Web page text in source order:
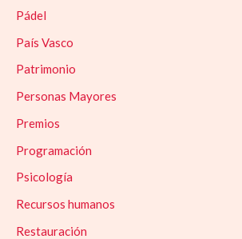
Pádel
País Vasco
Patrimonio
Personas Mayores
Premios
Programación
Psicología
Recursos humanos
Restauración